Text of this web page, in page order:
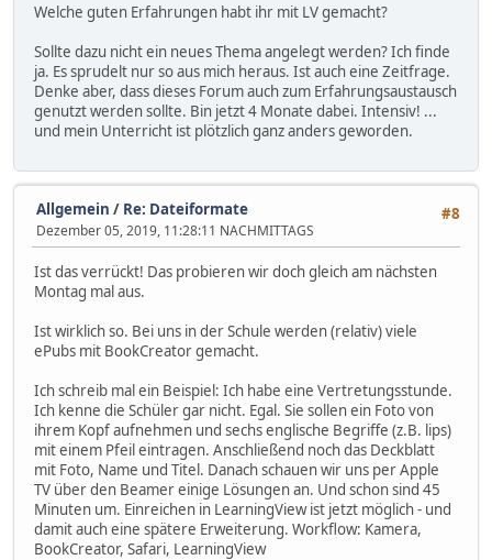
Welche guten Erfahrungen habt ihr mit LV gemacht?
Sollte dazu nicht ein neues Thema angelegt werden? Ich finde
ja. Es sprudelt nur so aus mich heraus. Ist auch eine Zeitfrage.
Denke aber, dass dieses Forum auch zum Erfahrungsaustausch
genutzt werden sollte. Bin jetzt 4 Monate dabei. Intensiv! ...
und mein Unterricht ist plötzlich ganz anders geworden.
#8
Allgemein / Re: Dateiformate
Dezember 05, 2019, 11:28:11 NACHMITTAGS
Ist das verrückt! Das probieren wir doch gleich am nächsten
Montag mal aus.
Ist wirklich so. Bei uns in der Schule werden (relativ) viele
ePubs mit BookCreator gemacht.
Ich schreib mal ein Beispiel: Ich habe eine Vertretungsstunde.
Ich kenne die Schüler gar nicht. Egal. Sie sollen ein Foto von
ihrem Kopf aufnehmen und sechs englische Begriffe (z.B. lips)
mit einem Pfeil eintragen. Anschließend noch das Deckblatt
mit Foto, Name und Titel. Danach schauen wir uns per Apple
TV über den Beamer einige Lösungen an. Und schon sind 45
Minuten um. Einreichen in LearningView ist jetzt möglich - und
damit auch eine spätere Erweiterung. Workflow: Kamera,
BookCreator, Safari, LearningView